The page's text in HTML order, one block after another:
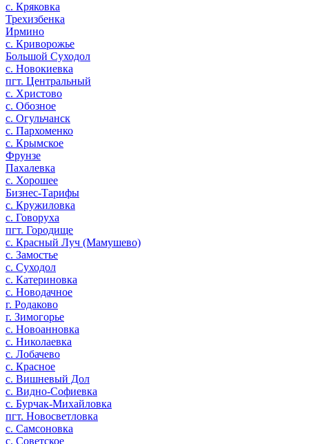
с. Кряковка
Трехизбенка
Ирмино
с. Криворожье
Большой Суходол
с. Новокиевка
пгт. Центральный
с. Христово
с. Обозное
с. Огульчанск
с. Пархоменко
с. Крымское
Фрунзе
Пахалевка
с. Хорошее
Бизнес-Тарифы
с. Кружиловка
с. Говоруха
пгт. Городище
с. Красный Луч (Мамушево)
с. Замостье
с. Суходол
с. Катериновка
с. Новодачное
г. Родаково
г. Зимогорье
с. Новоанновка
с. Николаевка
с. Лобачево
с. Красное
с. Вишневый Дол
с. Видно-Софиевка
с. Бурчак-Михайловка
пгт. Новосветловка
с. Самсоновка
с. Советское